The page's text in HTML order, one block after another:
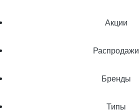
Акции
Распродажи
Бренды
Типы